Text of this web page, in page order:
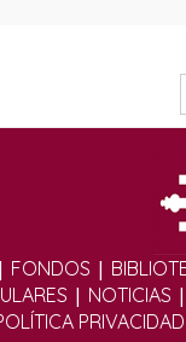
FONDOS |
| NOTICIAS |
PRIVACIDAD